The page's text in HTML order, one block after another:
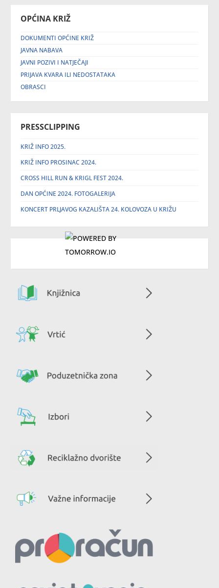
OPĆINA KRIŽ
DOKUMENTI OPĆINE KRIŽ
JAVNA NABAVA
JAVNI POZIVI I NATJEČAJI
PRIJAVA KVARA ILI NEDOSTATAKA
OBRASCI
PRESSCLIPPING
KRIŽ INFO 2025.
KRIŽ INFO PROSINAC 2024.
CROSS HILL RUN & KRIGL FEST 2024.
DAN OPĆINE 2024. FOTOGALERIJA
KONCERT PRLJAVOG KAZALIŠTA 24. KOLOVOZA U KRIŽU